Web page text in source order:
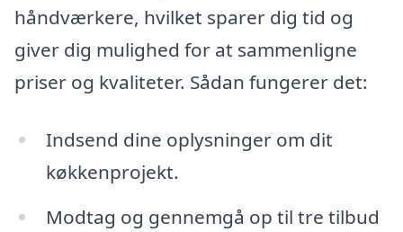
håndværkere, hvilket sparer dig tid og
giver dig mulighed for at sammenligne
priser og kvaliteter. Sådan fungerer det:
Indsend dine oplysninger om dit
køkkenprojekt.
Modtag og gennemgå op til tre tilbud